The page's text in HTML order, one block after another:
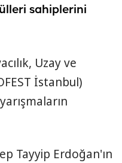
sahiplerini
Uzay ve
İstanbul)
Tayyip Erdoğan'ın